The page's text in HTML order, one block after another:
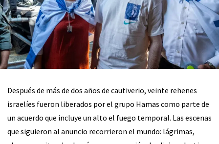
Después de más de dos años de cautiverio, veinte rehenes
israelíes fueron liberados por el grupo Hamas como parte de
un acuerdo que incluye un alto el fuego temporal. Las escenas
que siguieron al anuncio recorrieron el mundo: lágrimas,